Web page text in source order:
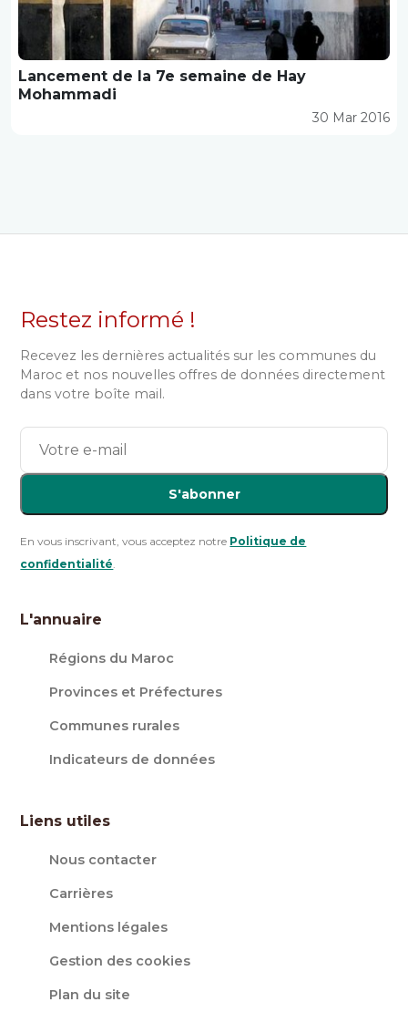
Lancement de la 7e semaine de Hay
Mohammadi
30 Mar 2016
Restez informé !
Recevez les dernières actualités sur les communes du
Maroc et nos nouvelles offres de données directement
dans votre boîte mail.
S'abonner
En vous inscrivant, vous acceptez notre Politique de
confidentialité
L'annuaire
Régions du Maroc
Provinces et Préfectures
Communes rurales
Indicateurs de données
Liens utiles
Nous contacter
Carrières
Mentions légales
Gestion des cookies
Plan du site